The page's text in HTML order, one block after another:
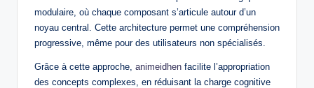
modulaire, où chaque composant s’articule autour d’un
noyau central. Cette architecture permet une compréhension
progressive, même pour des utilisateurs non spécialisés.
Grâce à cette approche, animeidhen facilite l’appropriation
des concepts complexes, en réduisant la charge cognitive